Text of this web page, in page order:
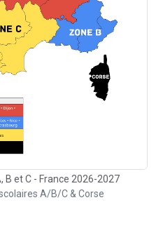
B et C - France 2026-2027
A/B/C & Corse